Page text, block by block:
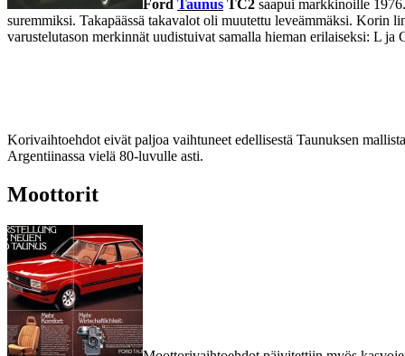
Ford Taunus TC2 saapui markkinoille
suremmiksi. Takapäässä takavalot oli muutettu leveämmäksi. Korin
varustelutason merkinnät uudistuivat samalla hieman erilaiseksi: L
Korivaihtoehdot eivät paljoa vaihtuneet edellisestä Taunuksen
Argentiinassa vielä 80-luvulle asti.
Moottorit